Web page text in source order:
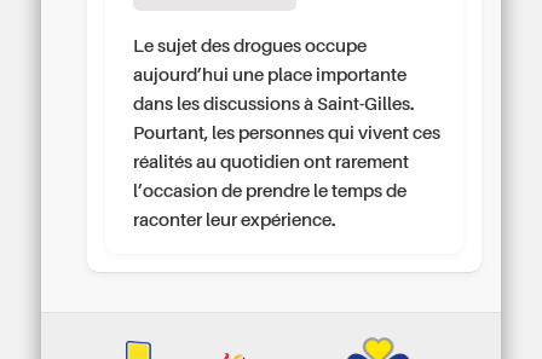
Le sujet des drogues occupe
aujourd’hui une place importante
dans les discussions à Saint-Gilles.
Pourtant, les personnes qui vivent ces
réalités au quotidien ont rarement
l’occasion de prendre le temps de
raconter leur expérience.